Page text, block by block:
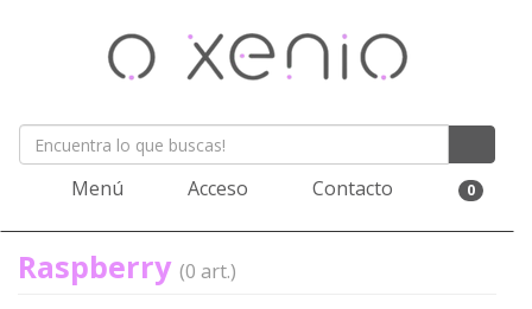
Menú Acceso Contacto 0
Raspberry (0 art.)